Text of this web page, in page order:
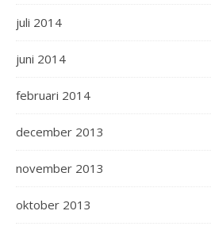
juli 2014
juni 2014
februari 2014
december 2013
november 2013
oktober 2013